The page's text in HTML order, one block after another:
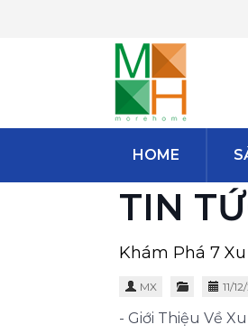
HOME
TIN
Khám Phá 7
MX 11/
- Giới Thiệu Về